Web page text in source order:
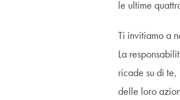
le ultime
Ti invitiamo a
La
ricade su di
delle loro